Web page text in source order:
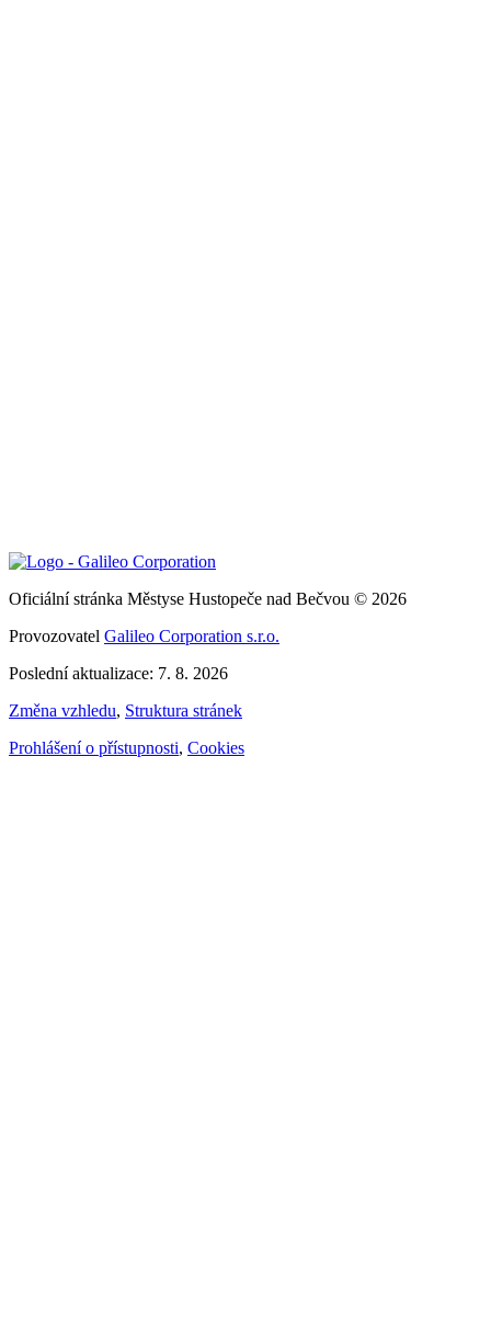
Oficiální stránka Městyse Hustopeče nad Bečvou © 2026
Provozovatel Galileo Corporation s.r.o.
Poslední aktualizace: 7. 8. 2026
Změna vzhledu, Struktura stránek
Prohlášení o přístupnosti, Cookies